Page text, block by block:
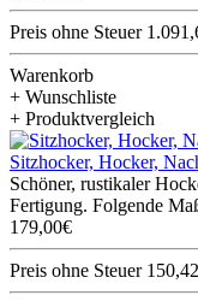
Preis ohne Steuer
Warenkorb
+ Wunschliste
+ Produktvergleich
Sitzhocker, Hocker,
Schöner, rustikaler
Fertigung. Folgende
179,00€
Preis ohne Steuer